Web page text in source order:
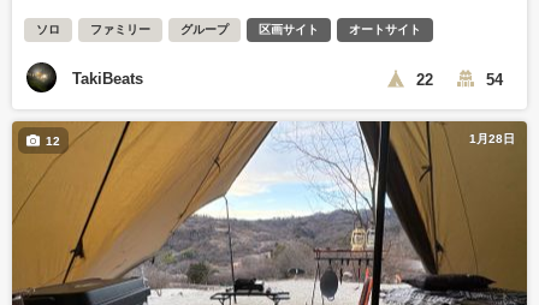
ソロ ファミリー グループ 区画サイト オートサイト
TakiBeats 22 54
1月28日
12